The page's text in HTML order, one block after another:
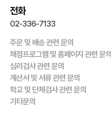
전화
02-336-7133
주문 및 배송 관련 문의
채점프로그램 및 홈페이지 관련 문의
심리검사 관련 문의
계산서 및 서류 관련 문의
학교 및 단체검사 관련 문의
기타문의